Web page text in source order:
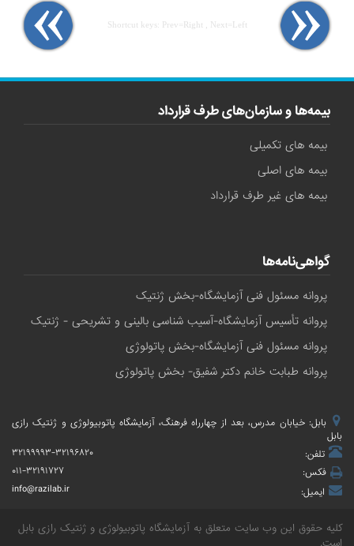
Shortcut keys: Prev=Right , Next=Left
بیمه‌ها و سازمان‌های طرف قرارداد
بیمه های تکمیلی
بیمه های اصلی
بیمه های غیر طرف قرارداد
گواهی‌نامه‌ها
پروانه مسئول فنی آزمایشگاه-بخش ژنتیک
پروانه تأسیس آزمایشگاه-آسیب شناسی بالینی و تشریحی - ژنتیک
پروانه مسئول فنی آزمایشگاه-بخش پاتولوژی
پروانه طبابت خانم دکتر شفیق- بخش پاتولوژی
بابل: خیابان مدرس، بعد از چهارراه فرهنگ، آزمایشگاه پاتوبیولوژی و ژنتیک رازی
بابل
تلفن:
۳۲۱۹۹۹۹۳-۳۲۱۹۶۸۲۰
فکس:
۰۱۱-۳۲۱۹۱۷۲۷
ایمیل:
info@razilab.ir
کلیه حقوق این وب سایت متعلق به آزمایشگاه پاتوبیولوژی و ژنتیک رازی بابل